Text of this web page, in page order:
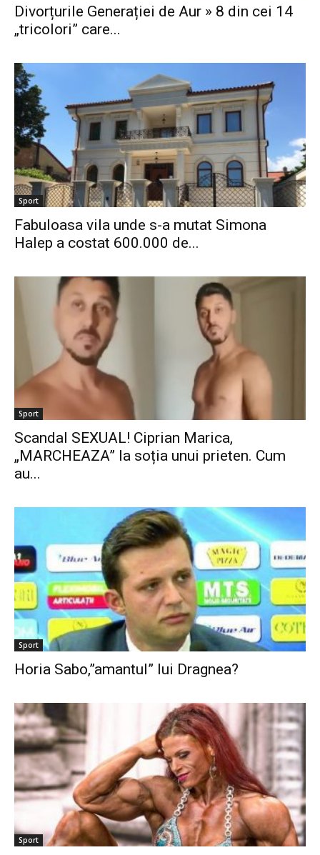
Divorțurile Generației de Aur » 8 din cei 14
„tricolori” care...
Sport
Fabuloasa vila unde s-a mutat Simona
Halep a costat 600.000 de...
Sport
Scandal SEXUAL! Ciprian Marica,
„MARCHEAZA” la soția unui prieten. Cum
au...
Sport
Horia Sabo,”amantul” lui Dragnea?
Sport